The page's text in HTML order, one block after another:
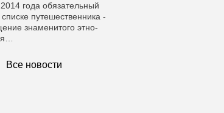
2014 года обязательный
путешественника -
знаменитого этно-
Все новости